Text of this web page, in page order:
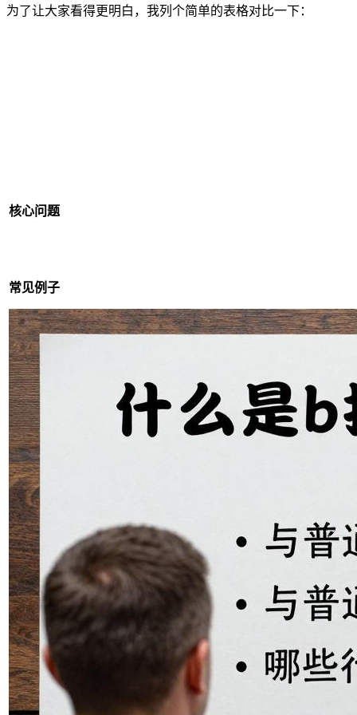
为了让大家看得更明白，我列个简单的表格对比一下：
核心问题
常见例子